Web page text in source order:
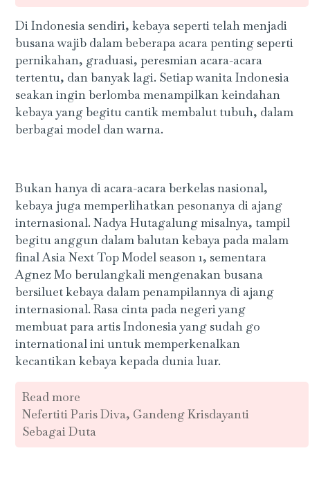
Di Indonesia sendiri, kebaya seperti telah menjadi
busana wajib dalam beberapa acara penting seperti
pernikahan, graduasi, peresmian acara-acara
tertentu, dan banyak lagi. Setiap wanita Indonesia
seakan ingin berlomba menampilkan keindahan
kebaya yang begitu cantik membalut tubuh, dalam
berbagai model dan warna.
Bukan hanya di acara-acara berkelas nasional,
kebaya juga memperlihatkan pesonanya di ajang
internasional. Nadya Hutagalung misalnya, tampil
begitu anggun dalam balutan kebaya pada malam
final Asia Next Top Model season 1, sementara
Agnez Mo berulangkali mengenakan busana
bersiluet kebaya dalam penampilannya di ajang
internasional. Rasa cinta pada negeri yang
membuat para artis Indonesia yang sudah go
international ini untuk memperkenalkan
kecantikan kebaya kepada dunia luar.
Read more
Nefertiti Paris Diva, Gandeng Krisdayanti
Sebagai Duta